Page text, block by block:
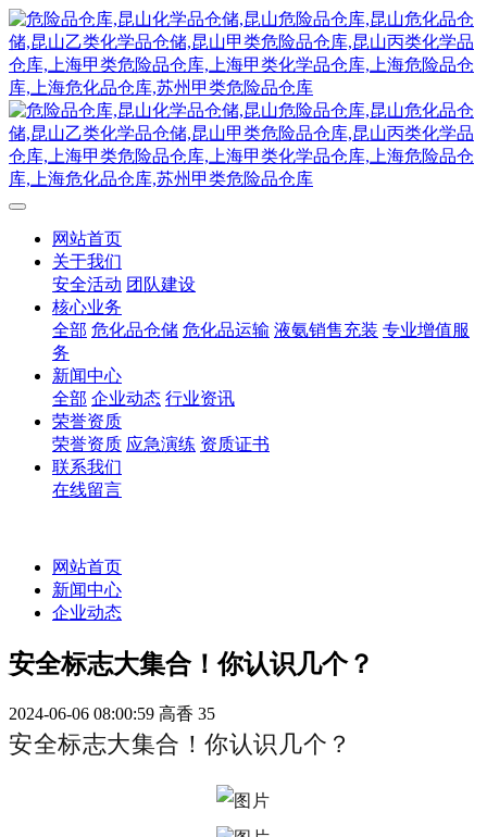
网站首页
关于我们
安全活动 团队建设
核心业务
全部 危化品仓储 危化品运输 液氨销售充装 专业增值服
务
新闻中心
全部 企业动态 行业资讯
荣誉资质
荣誉资质 应急演练 资质证书
联系我们
在线留言
网站首页
新闻中心
企业动态
安全标志大集合！你认识几个？
2024-06-06 08:00:59 高香 35
安全标志大集合！你认识几个？